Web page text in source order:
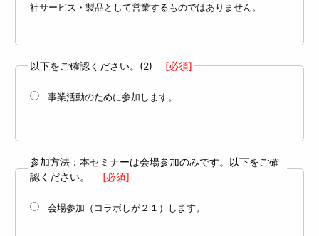
社サービス・製品として営業するものではありません。
以下をご確認ください。(2) [必須]
事業活動のために参加します。
参加方法：本セミナーは会場参加のみです。以下をご確
認ください。
[必須]
会場参加（コラボしが２１）します。